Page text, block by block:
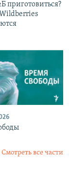
приготовиться?
Смотреть все части